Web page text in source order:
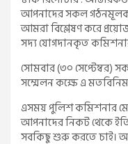
আপনাদের সকল গঠনমূলক
আমরা বিশ্লেষণ করে
সদ্য যোগদানকৃত
সোমবার (৩০ সেপ্টেম্বর)
সম্মেলন কক্ষে এ
এসময় পুলিশ কমিশনার
আপনাদের নিকট থেকে
সবকিছু শুরু করতে চাই।